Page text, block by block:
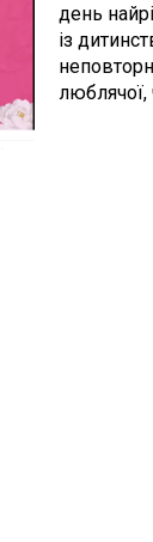
день
із
люблячої,